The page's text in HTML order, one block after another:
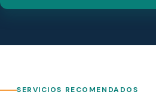
SERVICIOS RECOMENDADOS